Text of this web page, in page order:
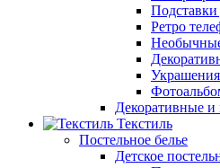
Подставки
Ретро
Декоративные
Текстиль
Постельное белье
Детское